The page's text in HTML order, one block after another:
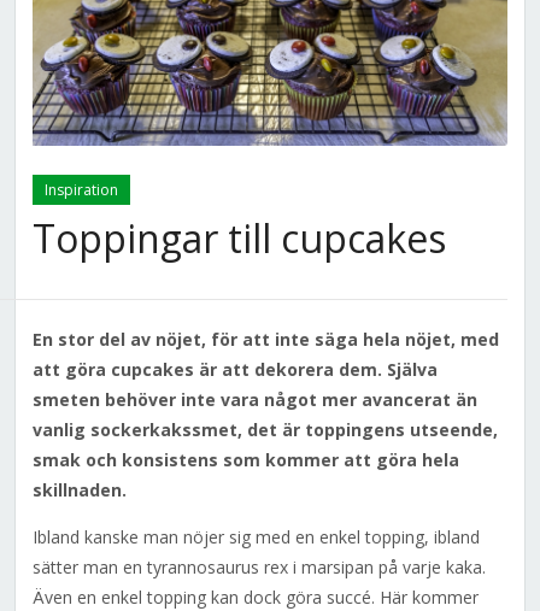
Inspiration
Toppingar till cupcakes
En stor del av nöjet, för att inte säga hela nöjet, med
att göra cupcakes är att dekorera dem. Själva
smeten behöver inte vara något mer avancerat än
vanlig sockerkakssmet, det är toppingens utseende,
smak och konsistens som kommer att göra hela
skillnaden.
Ibland kanske man nöjer sig med en enkel topping, ibland
sätter man en tyrannosaurus rex i marsipan på varje kaka.
Även en enkel topping kan dock göra succé. Här kommer